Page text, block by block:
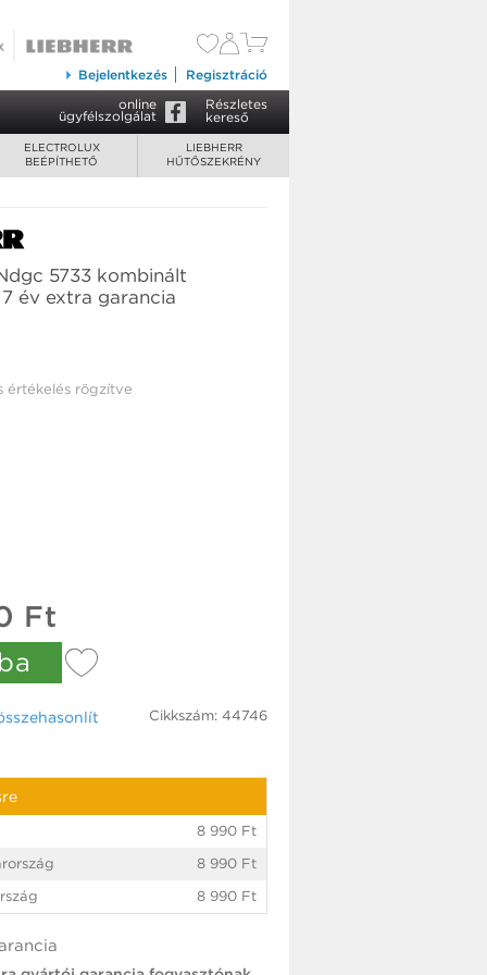
Bejelentkezés
Regisztráció
online
ügyfélszolgálat
Részletes
kereső
ELECTROLUX
BEÉPÍTHETŐ
LIEBHERR
HŰTŐSZEKRÉNY
5733 kombinált
év extra garancia
értékelés rögzítve
Ft
Cikkszám: 44746
8 990 Ft
8 990 Ft
8 990 Ft
990 Ft Kosárba tesz